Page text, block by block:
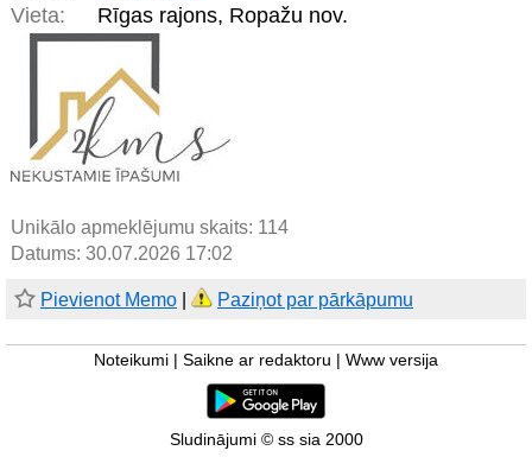
Vieta:
Rīgas rajons, Ropažu nov.
Unikālo apmeklējumu skaits: 114
Datums: 30.07.2026 17:02
Pievienot Memo Paziņot par pārkāpumu
Noteikumi Saikne ar redaktoru Www versija
Sludinājumi © ss sia 2000